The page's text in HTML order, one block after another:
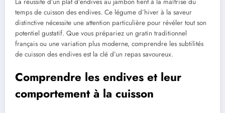
temps de cuisson des endives. Ce légume d’hiver à la saveur
distinctive nécessite une attention particulière pour révéler tout son
potentiel gustatif. Que vous prépariez un gratin traditionnel
français ou une variation plus moderne, comprendre les subtilités
de cuisson des endives est la clé d’un repas savoureux.
Comprendre les endives et leur
comportement à la cuisson